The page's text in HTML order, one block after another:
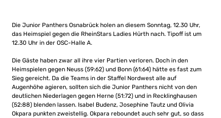
Die Junior Panthers Osnabrück holen an diesem Sonntag, 12.30 Uhr,
das Heimspiel gegen die RheinStars Ladies Hürth nach. Tipoff ist um
12.30 Uhr in der OSC-Halle A.
Die Gäste haben zwar all ihre vier Partien verloren. Doch in den
Heimspielen gegen Neuss (59:62) und Bonn (61:64) hätte es fast zum
Sieg gereicht. Da die Teams in der Staffel Nordwest alle auf
Augenhöhe agieren, sollten sich die Junior Panthers nicht von den
deutlichen Niederlagen gegen Herne (51:72) und in Recklinghausen
(52:88) blenden lassen. Isabel Budenz, Josephine Tautz und Olivia
Okpara punkten zweistellig. Okpara reboundet auch sehr gut, so dass